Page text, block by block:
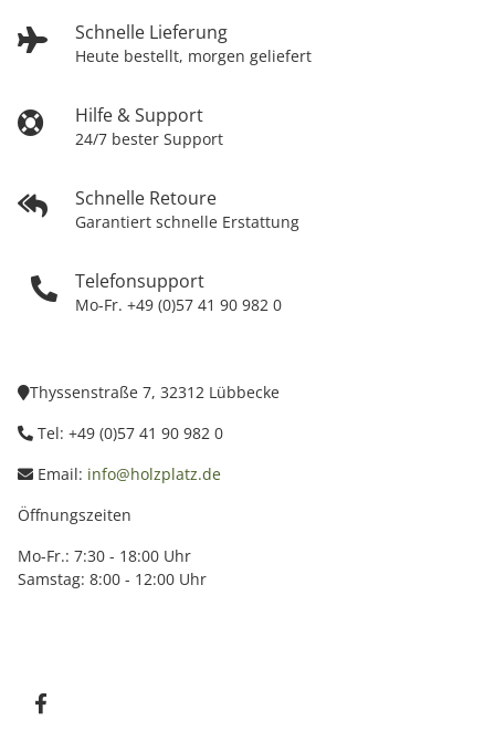
Schnelle Lieferung
Heute bestellt, morgen geliefert
Hilfe & Support
24/7 bester Support
Schnelle Retoure
Garantiert schnelle Erstattung
Telefonsupport
Mo-Fr. +49 (0)57 41 90 982 0
Thyssenstraße 7, 32312 Lübbecke
Tel: +49 (0)57 41 90 982 0
Email: info@holzplatz.de
Öffnungszeiten
Mo-Fr.: 7:30 - 18:00 Uhr
Samstag: 8:00 - 12:00 Uhr